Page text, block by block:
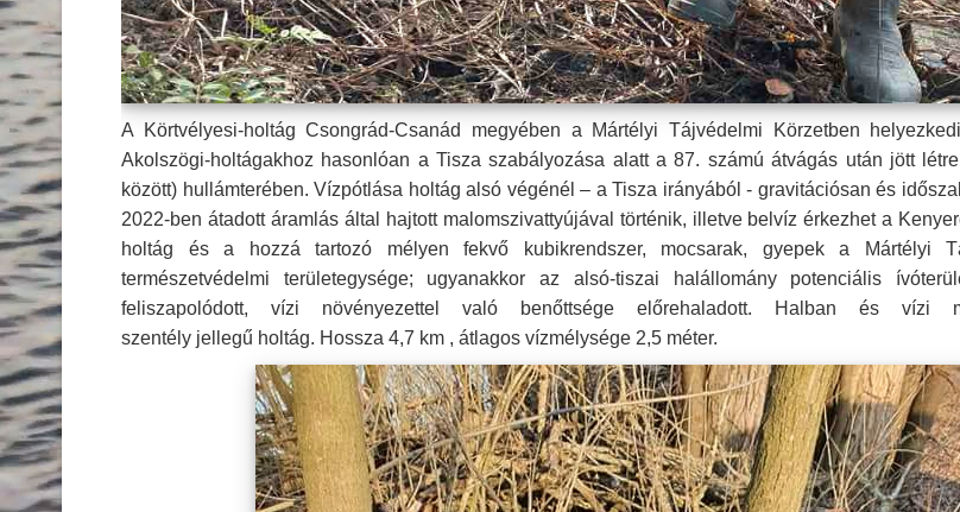
A Körtvélyesi-holtág Csongrád-Csanád megyében a Mártélyi Tájvédelmi Körzetben
Akolszögi-holtágakhoz hasonlóan a Tisza szabályozása alatt a 87. számú átvágás után jött
között) hullámterében. Vízpótlása holtág alsó végénél – a Tisza irányából - gravitációsan és
2022-ben átadott áramlás által hajtott malomszivattyújával történik, illetve belvíz érkezhet a
holtág és a hozzá tartozó mélyen fekvő kubikrendszer, mocsarak, gyepek a Mártélyi
természetvédelmi területegysége; ugyanakkor az alsó-tiszai halállomány potenciális
feliszapolódott, vízi növényezettel való benőttsége előrehaladott. Halban és vízi
szentély jellegű holtág. Hossza 4,7 km , átlagos vízmélysége 2,5 méter.